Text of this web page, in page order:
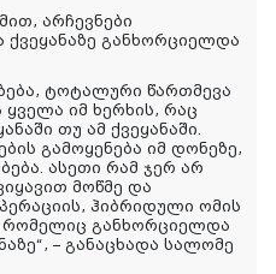
არჩევნები
განხორციელდა
ტოტალური წართმევა
ყველა იმ ხერხის, რაც
თუ ამ ქვეყანაში.
გამოყენება იმ დონეზე,
ასეთი რამ ჯერ არ
მოწმე და
ჰიბრიდული ომის
განხორციელდა
– განაცხადა სალომე